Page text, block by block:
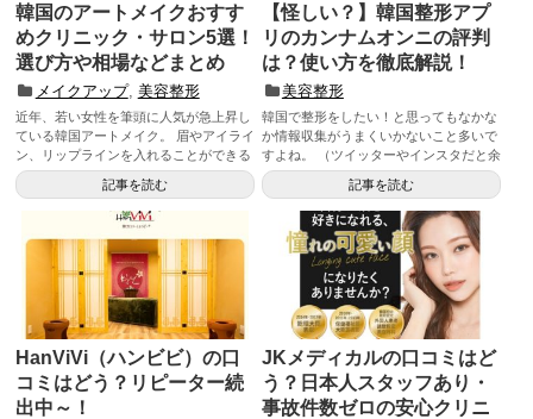
韓国のアートメイクおすす
めクリニック・サロン5選！
選び方や相場などまとめ
メイクアップ, 美容整形
近年、若い女性を筆頭に人気が急上昇し
ている韓国アートメイク。 眉やアイライ
ン、リップラインを入れることができる
というも...
記事を読む
【怪しい？】韓国整形アプ
リのカンナムオンニの評判
は？使い方を徹底解説！
美容整形
韓国で整形をしたい！と思ってもなかな
か情報収集がうまくいかないこと多いで
すよね。 （ツイッターやインスタだと余
計な情報...
記事を読む
HanViVi（ハンビビ）の口
コミはどう？リピーター続
出中～！
JKメディカルの口コミはど
う？日本人スタッフあり・
事故件数ゼロの安心クリニ